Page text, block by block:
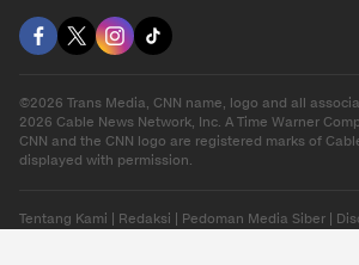
©2026 Trans Media, CNN name, logo and all
2026 Cable News Network, Inc. A Time Warner
CNN and the CNN logo are registered marks of
displayed with permission.
Tentang Kami Redaksi Pedoman Media Siber